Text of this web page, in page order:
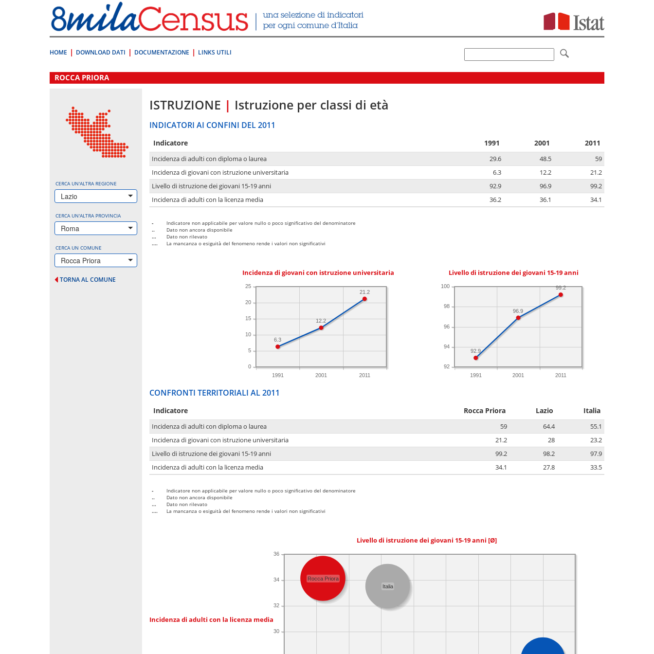
direttamente
a:
Contenuto
HOME DOWNLOAD DATI DOCUMENTAZIONE LINKS UTILI
.
ROCCA PRIORA
CERCA UN'ALTRA REGIONE
Lazio
CERCA UN'ALTRA PROVINCIA
Roma
CERCA UN COMUNE
Rocca Priora
TORNA AL COMUNE
ISTRUZIONE | Istruzione per classi di età
INDICATORI AI CONFINI DEL 2011
Indicatore 1991 2001 2011
Incidenza di adulti con diploma o laurea 29.6 48.5
59
Incidenza di giovani con istruzione universitaria
6.3 12.2
21.2
Livello di istruzione dei giovani 15-19 anni
92.9 96.9
99.2
Incidenza di adulti con la licenza media
36.2 36.1 34.1
-
Indicatore non applicabile per valore nullo o poco significativo del denominatore
..
Dato non ancora disponibile
...
Dato non rilevato
....
La mancanza o esiguità del fenomeno rende i valori non significativi
Incidenza di giovani con istruzione universitaria
1991 2001 2011
0
5
10
15
20
25
21.2
12.2
6.3
Livello di istruzione dei giovani 15-19 anni
1991 2001 2011
92
94
96
98
100 99.2
96.9
92.9
CONFRONTI TERRITORIALI AL 2011
Indicatore Rocca Priora Lazio Italia
Incidenza di adulti con diploma o laurea 59 64.4
55.1
Incidenza di giovani con istruzione universitaria
21.2 28
23.2
Livello di istruzione dei giovani 15-19 anni
99.2 98.2
97.9
Incidenza di adulti con la licenza media
34.1 27.8 33.5
-
Indicatore non applicabile per valore nullo o poco significativo del denominatore
..
Dato non ancora disponibile
...
Dato non rilevato
....
La mancanza o esiguità del fenomeno rende i valori non significativi
Livello di istruzione dei giovani 15-19 anni [Ø]
Incidenza di adulti con la licenza media
30
32
34
36
Rocca Priora
Italia